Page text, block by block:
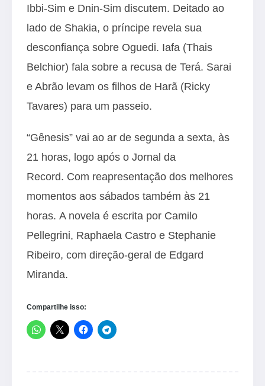
Ibbi-Sim e Dnin-Sim discutem. Deitado ao
lado de Shakia, o príncipe revela sua
desconfiança sobre Oguedi. Iafa (Thais
Belchior) fala sobre a recusa de Terá. Sarai
e Abrão levam os filhos de Harã (Ricky
Tavares) para um passeio.
“Gênesis” vai ao ar de segunda a sexta, às
21 horas, logo após o Jornal da
Record. Com reapresentação dos melhores
momentos aos sábados também às 21
horas. A novela é escrita por Camilo
Pellegrini, Raphaela Castro e Stephanie
Ribeiro, com direção-geral de Edgard
Miranda.
Compartilhe isso: